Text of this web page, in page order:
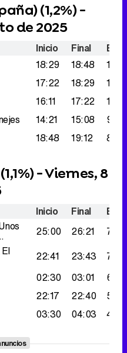
(1,2%) -
de 2025
Inicio Final
18:29 18:48
17:22 18:29
16:11 17:22
14:21 15:08
18:48 19:12
1,1%) - Viernes, 8
Inicio Final
25:00 26:21
El 22:41 23:43
02:30 03:01
22:17 22:40
03:30 04:03